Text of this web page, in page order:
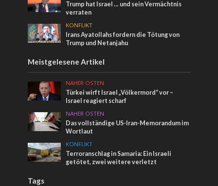
Trump hat Israel … und sein Vermächtnis
verraten
KONFLIKT
Irans Ayatollahs fordern die Tötung von
Trump und Netanjahu
Meistgelesene Artikel
NAHER OSTEN
Türkei wirft Israel „Völkermord“ vor –
Israel reagiert scharf
NAHER OSTEN
Das vollständige US-Iran-Memorandum im
Wortlaut
KONFLIKT
Terroranschlag in Samaria: Ein Israeli
getötet, zwei weitere verletzt
Tags